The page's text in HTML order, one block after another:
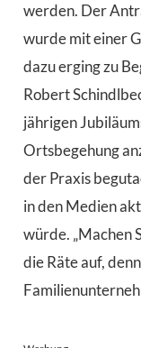
werden. Der
wurde mit einer
dazu erging zu
Robert
jährigen
Ortsbegehung
der Praxis
in den Medien
würde. „Machen
die Räte auf,